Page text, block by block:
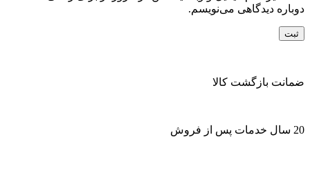
دوباره دیدگاهی می‌نویسم.
ضمانت بازگشت کالا
20 سال خدمات پس از فروش